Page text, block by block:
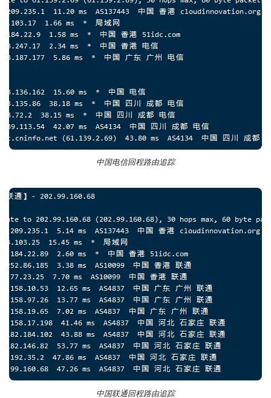
中国电信回程路由追踪
中国联通回程路由追踪